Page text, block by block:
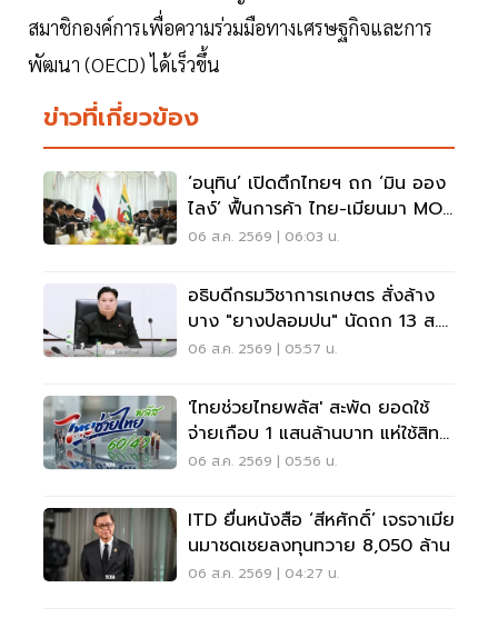
สมาชิกองค์การเพื่อความร่วมมือทางเศรษฐกิจและการ
พัฒนา (OECD) ได้เร็วขึ้น
ข่าวที่เกี่ยวข้อง
‘อนุทิน’ เปิดตึกไทยฯ ถก ‘มิน ออง
ไลง์’ ฟื้นการค้า ไทย-เมียนมา MOU
แรงงาน
06 ส.ค. 2569 | 06:03 น.
อธิบดีกรมวิชาการเกษตร สั่งล้าง
บาง "ยางปลอมปน" นัดถก 13 ส.ค.
ส่งชุดพระพิรุณบุกจับ
06 ส.ค. 2569 | 05:57 น.
'ไทยช่วยไทยพลัส' สะพัด ยอดใช้
จ่ายเกือบ 1 แสนล้านบาท แห่ใช้สิทธิ
25 ล้านคน
06 ส.ค. 2569 | 05:56 น.
ITD ยื่นหนังสือ ‘สีหศักดิ์’ เจรจาเมีย
นมาชดเชยลงทุนทวาย 8,050 ล้าน
06 ส.ค. 2569 | 04:27 น.